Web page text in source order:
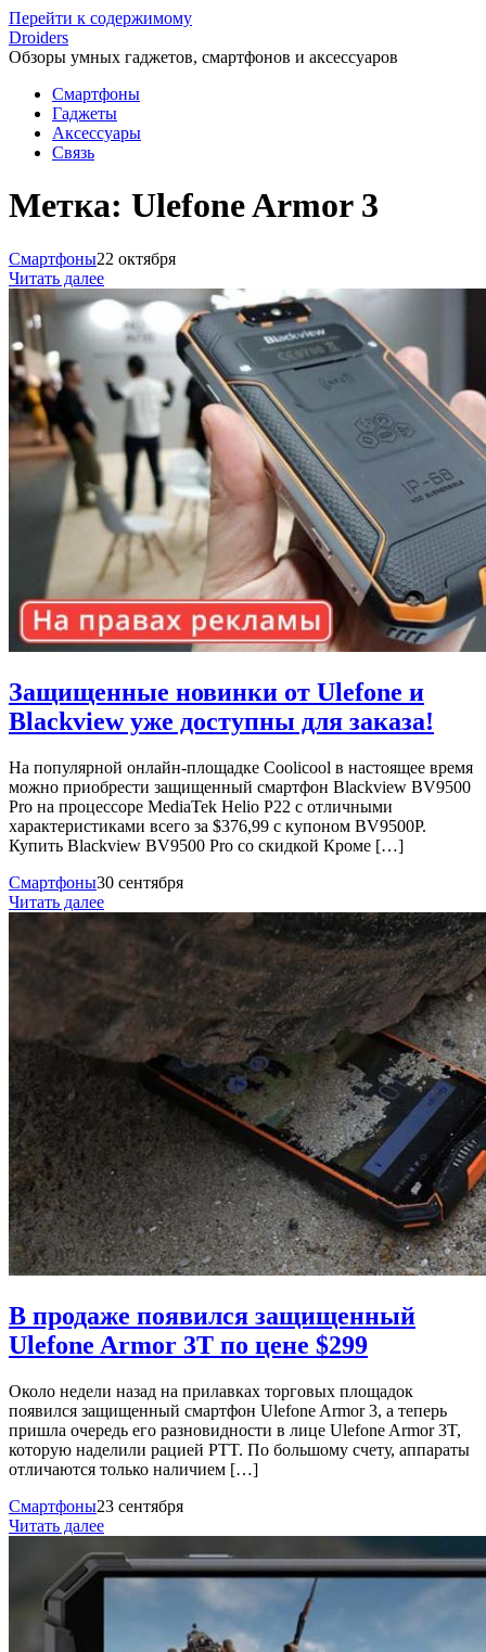
Перейти к содержимому
Droiders
Обзоры умных гаджетов, смартфонов и аксессуаров
Смартфоны
Гаджеты
Аксессуары
Связь
Метка: Ulefone Armor 3
Смартфоны22 октября
Читать далее
Защищенные новинки от Ulefone и
Blackview уже доступны для заказа!
На популярной онлайн-площадке Coolicool в настоящее время
можно приобрести защищенный смартфон Blackview BV9500
Pro на процессоре MediaTek Helio P22 с отличными
характеристиками всего за $376,99 с купоном BV9500P.
Купить Blackview BV9500 Pro со скидкой Кроме […]
Смартфоны30 сентября
Читать далее
В продаже появился защищенный
Ulefone Armor 3T по цене $299
Около недели назад на прилавках торговых площадок
появился защищенный смартфон Ulefone Armor 3, а теперь
пришла очередь его разновидности в лице Ulefone Armor 3T,
которую наделили рацией PTT. По большому счету, аппараты
отличаются только наличием […]
Смартфоны23 сентября
Читать далее